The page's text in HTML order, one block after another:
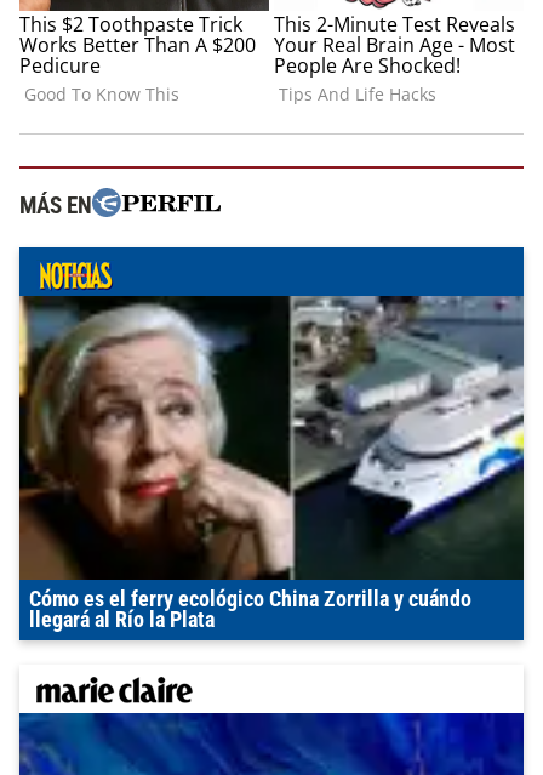
MÁS EN
Cómo es el ferry ecológico China Zorrilla y cuándo
llegará al Río la Plata